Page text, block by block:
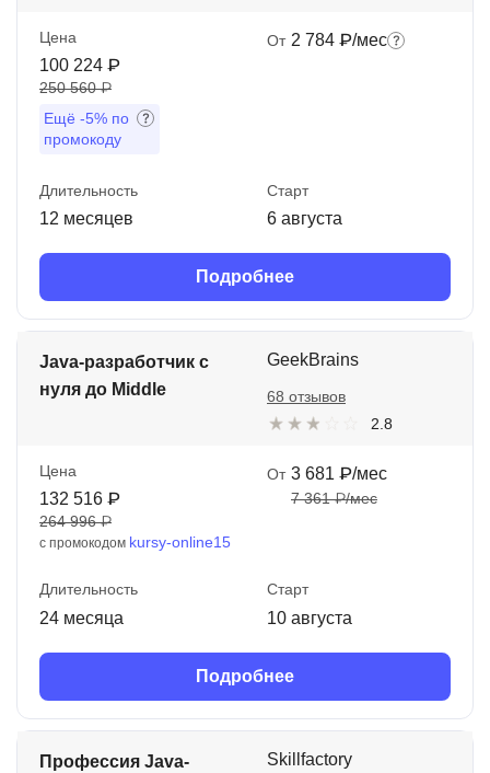
Цена
100 224 ₽
250 560 ₽
Ещё -5% по
промокоду
От 2 784 ₽/мес
Длительность
12 месяцев
Старт
6 августа
Подробнее
Java-разработчик с
нуля до Middle
GeekBrains
2.8
68 отзывов
Цена
132 516 ₽
264 996 ₽
с промокодом kursy-online15
От 3 681 ₽/мес
7 361 ₽/мес
Длительность
24 месяца
Старт
10 августа
Подробнее
Профессия Java-
Skillfactory